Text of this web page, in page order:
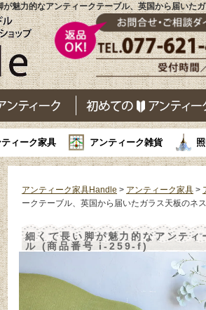
が魅力的なアンティークテーブル、英国から届いた
ティーク家具 アンティーク雑貨
アンティーク家具Handle > アンティーク家具 >
ークテーブル、英国から届いたガラス天板のネ
細くて長い脚が魅力的なアンテ
ル (商品番号 i-259-f)